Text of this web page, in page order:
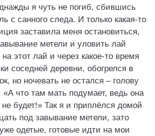
я чуть не погиб, сбившись
с санного следа. И только какая-то
заставила меня остановиться,
метели и уловить лай
этот лай и через какое-то время
соседней деревни, обогрелся в
но ночевать не остался – голову
что там мать подумает, ведь она
будет!» Так я и приплёлся домой
под завывание метели, зато
одетые, готовые идти на мои